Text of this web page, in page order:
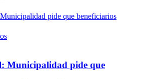
Municipalidad pide que